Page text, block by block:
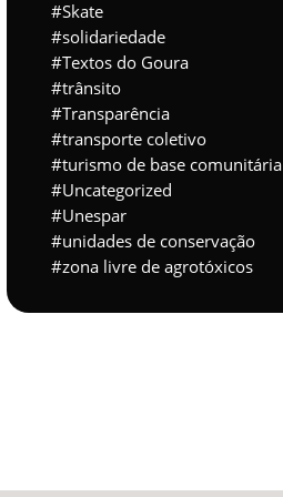
Skate
solidariedade
Textos do Goura
trânsito
Transparência
transporte coletivo
turismo de base comunitária
Uncategorized
Unespar
unidades de conservação
zona livre de agrotóxicos